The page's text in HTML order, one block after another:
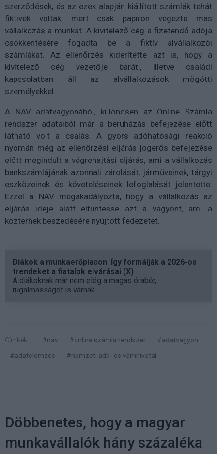
szerződések, és az ezek alapján kiállított számlák tehát
fiktívek voltak, mert csak papíron végezte más
vállalkozás a munkát. A kivitelező cég a fizetendő adója
csökkentésére fogadta be a fiktív alvállalkozói
számlákat. Az ellenőrzés kiderítette azt is, hogy a
kivitelező cég vezetője baráti, illetve családi
kapcsolatban áll az alvállalkozások mögötti
személyekkel.
A NAV adatvagyonából, különösen az Online Számla
rendszer adataiból már a beruházás befejezése előtt
látható volt a csalás. A gyors adóhatósági reakció
nyomán még az ellenőrzési eljárás jogerős befejezése
előtt megindult a végrehajtási eljárás, ami a vállalkozás
bankszámlájának azonnali zárolását, járműveinek, tárgyi
eszközeinek és követeléseinek lefoglalását jelentette.
Ezzel a NAV megakadályozta, hogy a vállalkozás az
eljárás ideje alatt eltüntesse azt a vagyont, ami a
közterhek beszedésére nyújtott fedezetet.
Diákok a munkaerőpiacon: Így formálják a 2026-os
trendeket a fiatalok elvárásai (X)
A diákoknak már nem elég a magas órabér,
rugalmasságot is várnak.
Címkék: #nav #online számla rendszer
#adatvagyon
#adatelemzés
#nemzeti adó- és vámhivatal
Döbbenetes, hogy a magyar
munkavállalók hány százaléka